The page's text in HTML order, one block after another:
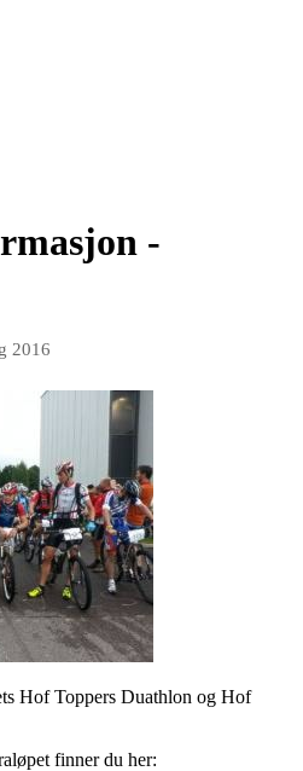
-
2016
Hof Toppers Duathlon og Hof
finner du her: